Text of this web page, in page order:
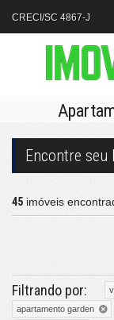
CRECI/SC 4867-J
Encontre seu
45 imóveis
Filtrando por:
apartamento garden